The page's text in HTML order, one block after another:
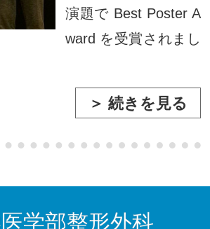
演題で Best Poster A
ward を受賞されまし
＞ 続きを見る
学部整形外科